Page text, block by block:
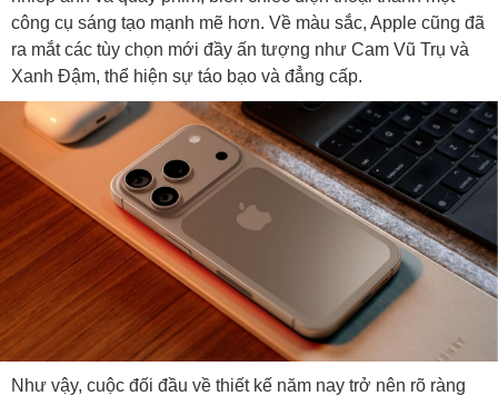
công cụ sáng tạo mạnh mẽ hơn. Về màu sắc, Apple cũng đã
ra mắt các tùy chọn mới đầy ấn tượng như Cam Vũ Trụ và
Xanh Đậm, thể hiện sự táo bạo và đẳng cấp.
Như vậy, cuộc đối đầu về thiết kế năm nay trở nên rõ ràng